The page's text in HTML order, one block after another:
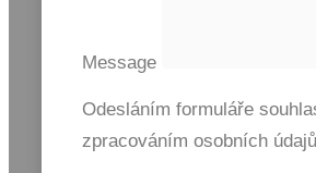
Message
Odesláním formuláře
zpracováním osobních